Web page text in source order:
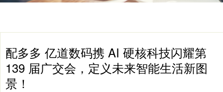
配多多 亿道数码携 AI 硬核科技闪耀第
139 届广交会，定义未来智能生活新图
景！